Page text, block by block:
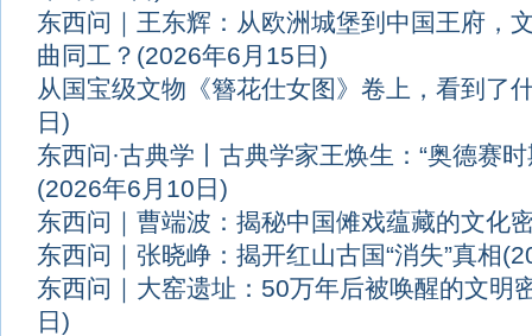
东西问｜王东辉：从欧洲城堡到中国王府，
曲同工？ (2026年6月15日)
从国宝级文物《簪花仕女图》卷上，看到了
日)
东西问·古典学丨古典学家王焕生：“奥德赛
(2026年6月10日)
东西问｜曹端波：揭秘中国傩戏蕴藏的文化
东西问｜张晓峥：揭开红山古国“消失”真相
东西问｜大窑遗址：50万年后被唤醒的文明
日)